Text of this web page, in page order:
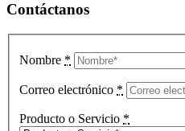
Contáctanos
Nombre *
Correo electrónico *
Producto o Servicio *